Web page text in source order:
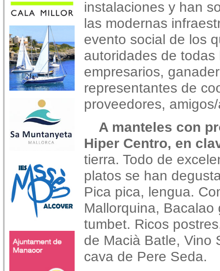
instalaciones y han
las modernas
evento social de los
autoridades de
empresarios,
representantes de
proveedores,
A manteles con
Hiper Centro, en
tierra. Todo de
platos se han
Pica pica, lengua.
Mallorquina,
tumbet. Ricos
de Macià Batle, Vino
cava de Pere Seda.